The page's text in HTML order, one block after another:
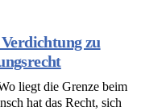
zu
liegt die Grenze beim
hat das Recht, sich